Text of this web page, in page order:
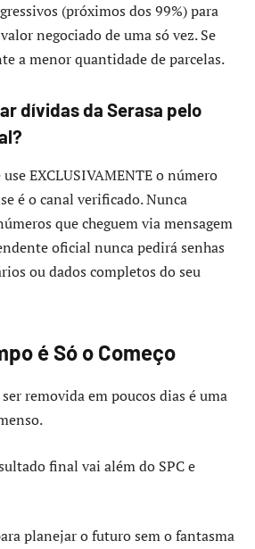
(próximos dos 99%) para
negociado de uma só vez. Se
a menor quantidade de parcelas.
dívidas da Serasa pelo
EXCLUSIVAMENTE o número
é o canal verificado. Nunca
que cheguem via mensagem
oficial nunca pedirá senhas
ou dados completos do seu
é Só o Começo
removida em poucos dias é uma
final vai além do SPC e
planejar o futuro sem o fantasma